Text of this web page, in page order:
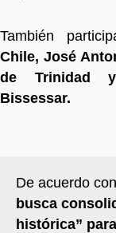
También
Chile, José
de Trinidad
Bissessar.
De acuerdo
busca
histórica”